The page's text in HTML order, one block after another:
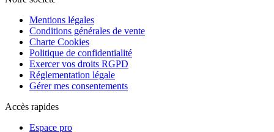
Mentions légales
Conditions générales de vente
Charte Cookies
Politique de confidentialité
Exercer vos droits RGPD
Réglementation légale
Gérer mes consentements
Accès rapides
Espace pro